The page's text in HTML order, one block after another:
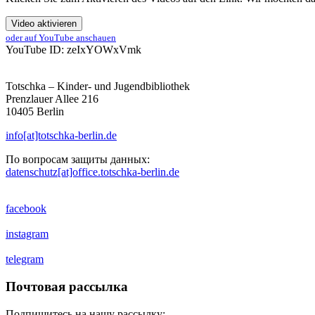
Klicken Sie zum Aktivieren des Videos auf den Link. Wir möchten
Video aktivieren
oder auf YouTube anschauen
YouTube ID: zeIxYOWxVmk
Totschka – Kinder- und Jugendbibliothek
Prenzlauer Allee 216
10405 Berlin
info[at]totschka-berlin.de
По вопросам защиты данных:
datenschutz[at]office.totschka-berlin.de
facebook
instagram
telegram
Почтовая рассылка